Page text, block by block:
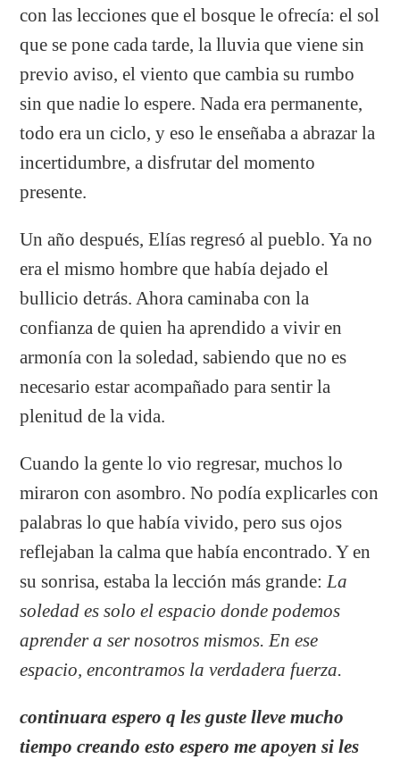
con las lecciones que el bosque le ofrecía: el sol
que se pone cada tarde, la lluvia que viene sin
previo aviso, el viento que cambia su rumbo
sin que nadie lo espere. Nada era permanente,
todo era un ciclo, y eso le enseñaba a abrazar la
incertidumbre, a disfrutar del momento
presente.
Un año después, Elías regresó al pueblo. Ya no
era el mismo hombre que había dejado el
bullicio detrás. Ahora caminaba con la
confianza de quien ha aprendido a vivir en
armonía con la soledad, sabiendo que no es
necesario estar acompañado para sentir la
plenitud de la vida.
Cuando la gente lo vio regresar, muchos lo
miraron con asombro. No podía explicarles con
palabras lo que había vivido, pero sus ojos
reflejaban la calma que había encontrado. Y en
su sonrisa, estaba la lección más grande: La
soledad es solo el espacio donde podemos
aprender a ser nosotros mismos. En ese
espacio, encontramos la verdadera fuerza.
continuara espero q les guste lleve mucho
tiempo creando esto espero me apoyen si les